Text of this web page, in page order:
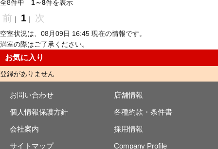
全8件中 1～8件を表示
前 ｜ 1 ｜ 次
空室状況は、08月09日 16:45 現在の情報です。
満室の際はご了承ください。
お気に入り
登録がありません
お問い合わせ 店舗情報
個人情報保護方針 各種約款・条件書
会社案内 採用情報
サイトマップ Company Profile